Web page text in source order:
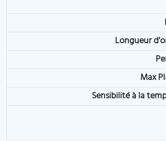
Longueur
Max
Sensibilité à la